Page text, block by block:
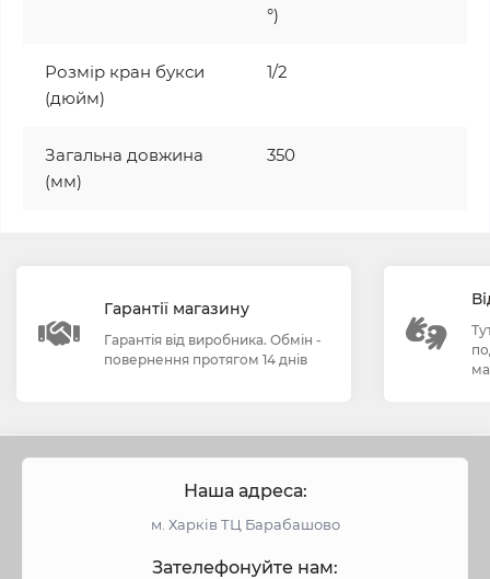
°)
Розмір кран букси
(дюйм)
1/2
Загальна довжина
(мм)
350
Гарантії магазину
Гарантія від виробника. Обмін -
повернення протягом 14 днів
Наша адреса:
м. Харків ТЦ Барабашово
Зателефонуйте нам: